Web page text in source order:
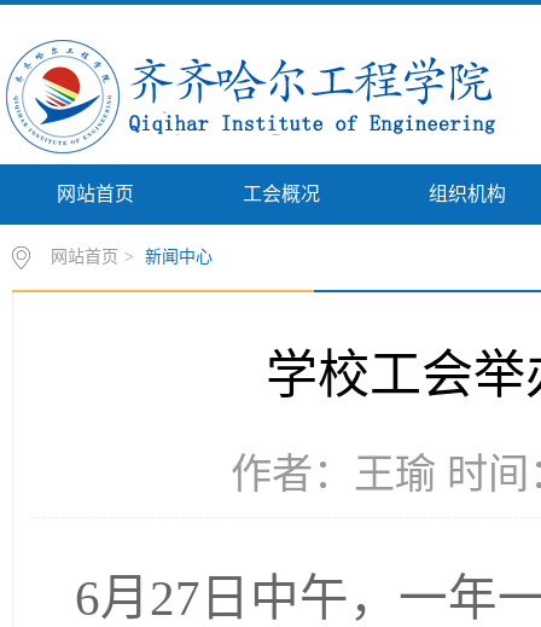
网站首页 工会概况 组织机构
网站首页 > 新闻中心
学校工会
作者：王瑜 时间
6月 27 日中午， 一年